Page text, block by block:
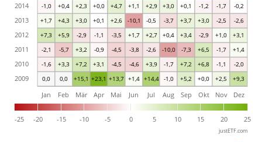
0,0 0,0 +15,1 +23,1 +13,7 +1,4 +14,4 -1,0 +5,2 +0,0 +2,5 +9,3
-1,6 +3,3 +7,2 +3,1 -4,5 -4,6 +3,9 -1,7 +7,2 +6,8 -1,1 -2,0
-2,1 -5,7 +3,2 -0,9 -4,5 -3,8 -2,6 -10,0 -7,3 +6,5 -1,7 +1,4
+7,3 +5,9 -2,9 -1,1 -3,5 +1,7 +2,7 +0,4 +3,4 -2,9 +1,0 +3,1
+1,7 +4,3 +3,0 +0,1 +2,6 -10,1 -0,5 -3,7 +3,7 +3,0 -2,5 -2,6
-1,0 +0,4 +2,3 +0,0 +4,7 +1,1 +2,9 +3,0 +0,1 -1,2 -1,7 -0,2
-25 -20 -15 -10 -5 0 5 10 15 20 25
Jan Feb Mär Apr Mai Jun Jul Aug Sep Okt Nov Dez
2009
2010
2011
2012
2013
2014
justETF.com